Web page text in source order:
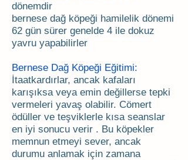
dönemdir
bernese dağ köpeği hamilelik dönemi
62 gün sürer genelde 4 ile dokuz
yavru yapabilirler
Bernese Dağ Köpeği Eğitimi:
İtaatkardırlar, ancak kafaları
karışıksa veya emin değillerse tepki
vermeleri yavaş olabilir. Cömert
ödüller ve teşviklerle kısa seanslar
en iyi sonucu verir . Bu köpekler
memnun etmeyi sever, ancak
durumu anlamak için zamana